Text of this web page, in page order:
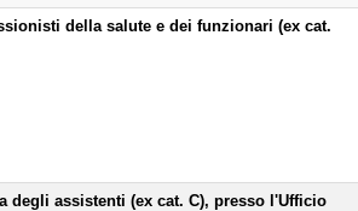
della salute e dei funzionari (ex cat.
degli assistenti (ex cat. C), presso l'Ufficio